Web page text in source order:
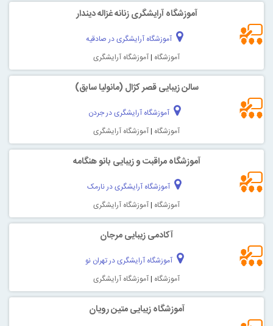
آموزشگاه آرایشگری زنانه غزاله دیندار
آموزشگاه آرایشگری در صادقیه
آموزشگاه |آموزشگاه آرایشگری
سالن زیبایی قصر کژال (مانولیا سابق)
آموزشگاه آرایشگری در جردن
آموزشگاه |آموزشگاه آرایشگری
آموزشگاه مراقبت و زیبایی بانو هنگامه
آموزشگاه آرایشگری در نارمک
آموزشگاه |آموزشگاه آرایشگری
آکادمی زیبایی مرجان
آموزشگاه آرایشگری در تهران نو
آموزشگاه |آموزشگاه آرایشگری
آموزشگاه زیبایی متین رویان